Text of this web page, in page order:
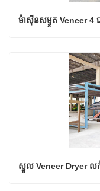
ម៉ាស៊ីនសម្ងួត Veneer 4
ស្នូល Veneer Dryer ល